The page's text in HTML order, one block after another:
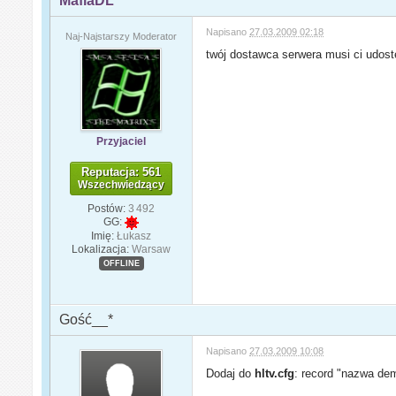
Naj-Najstarszy Moderator
Przyjaciel
Reputacja: 561
Wszechwiedzący
Postów: 3 492
GG:
Imię: Łukasz
Lokalizacja: Warsaw
OFFLINE
Napisano 27.03.2009 02:18
twój dostawca serwera musi ci
Gość__*
Napisano 27.03.2009 10:08
Dodaj do hltv.cfg: record "nazwa